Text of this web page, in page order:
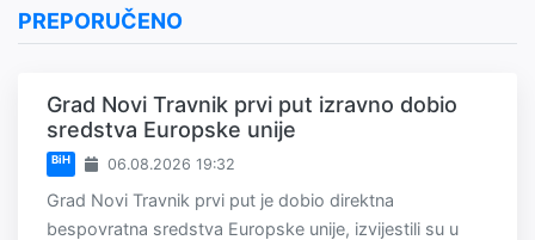
PREPORUČENO
Grad Novi Travnik prvi put izravno dobio
sredstva Europske unije
BiH 06.08.2026 19:32
Grad Novi Travnik prvi put je dobio direktna
bespovratna sredstva Europske unije, izvijestili su u